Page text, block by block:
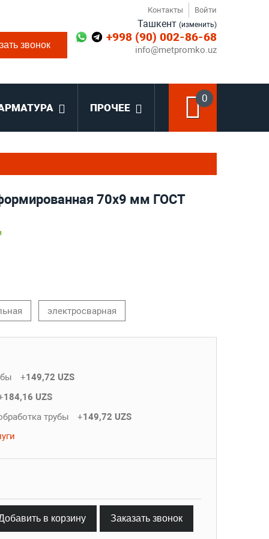
Ташкент (изменить)
+998 (90) 002-86-68
info@metpromko.uz
Контакты Войти
звонок
0
ПРОЧЕЕ
70х9 мм ГОСТ
электросварная
+149,72 UZS
184,16 UZS
трубы
+149,72 UZS
в корзину Заказать звонок